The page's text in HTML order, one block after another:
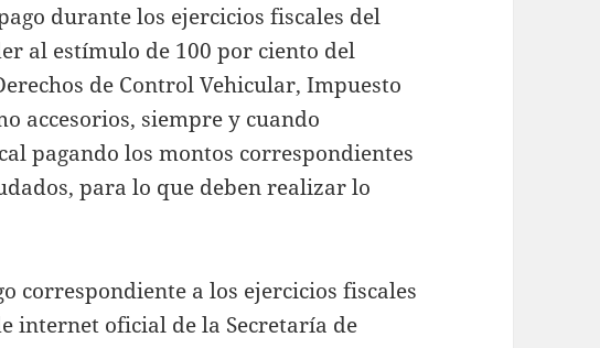
durante los ejercicios fiscales del
al estímulo de 100 por ciento del
de Control Vehicular, Impuesto
accesorios, siempre y cuando
pagando los montos correspondientes
para lo que deben realizar lo
correspondiente a los ejercicios fiscales
internet oficial de la Secretaría de